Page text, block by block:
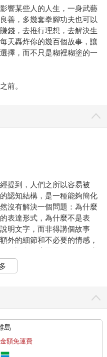
響某些人的人生，一身武藝
善，多幾套拳腳功夫也可以
錢，去推行理想，去解決生
天轟炸你的幾百個故事，讓
擇，而不只是糊裡糊塗的一
前。
提到，人們之所以容易被
認知結構，是一種能夠簡化
沒有解決一個問題：為什麼
表達形式，為什麼不是表
明文字，而非得講個故事
外的細節和不必要的情感，
的訊息，這不是做了很多虛
在世，大部份的人都不會對
可以改變自己的處境。如果
可以讓你暫時逃離當下人生
最古老也最根深蒂固的娛樂
島
額免運費